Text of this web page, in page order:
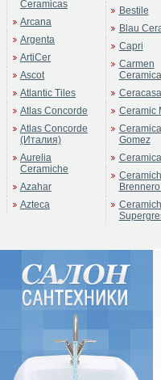
Ceramicas
Arcana
Argenta
ArtiCer
Ascot
Atlantic Tiles
Atlas Concorde
Atlas Concorde
(Италия)
Aurelia
Ceramiche
Azahar
Azteca
Bestile
Blau
Capri
Carmen
Ceramica
Ceracasa
Ceramic
Ceramica
Gomez